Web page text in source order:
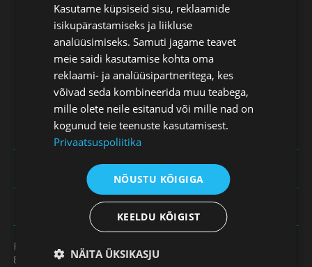
Eesti Kaubandus-Tööstuskoda, Toom-Kooli 17,
10130 Tallinn
+372 604 0060
koda@koda.ee
Vaata töötajate kontakte
Vaata panga infot
Registrikood
80004733
Kasutame küpsiseid sisu, reklaamide
isikupärastamiseks ja liikluse
analüüsimiseks. Samuti jagame teavet
meie saidi kasutamise kohta oma
reklaami- ja analüüsipartneritega, kes
võivad seda kombineerida muu teabega,
mille olete neile esitanud või mille nad on
kogunud teie teenuste kasutamisest.
Privaatsuspoliitika
NÕUSTU KÕIGIGA
KEELDU KÕIGIST
NÄITA ÜKSIKASJU